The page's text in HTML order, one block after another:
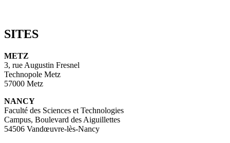
SITES
METZ
3, rue Augustin Fresnel
Technopole Metz
57000 Metz
NANCY
Faculté des Sciences et Technologies
Campus, Boulevard des Aiguillettes
54506 Vandœuvre-lès-Nancy